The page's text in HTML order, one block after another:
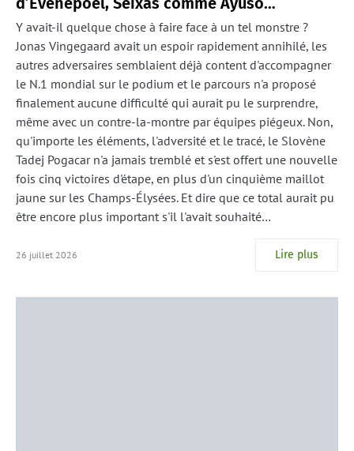
Y avait-il quelque chose à faire face à un tel monstre ?
Jonas Vingegaard avait un espoir rapidement annihilé, les
autres adversaires semblaient déjà content d'accompagner
le N.1 mondial sur le podium et le parcours n'a proposé
finalement aucune difficulté qui aurait pu le surprendre,
même avec un contre-la-montre par équipes piégeux. Non,
qu'importe les éléments, l'adversité et le tracé, le Slovène
Tadej Pogacar n'a jamais tremblé et s'est offert une nouvelle
fois cinq victoires d'étape, en plus d'un cinquième maillot
jaune sur les Champs-Élysées. Et dire que ce total aurait pu
être encore plus important s'il l'avait souhaité…
26 juillet 2026 Lire plus